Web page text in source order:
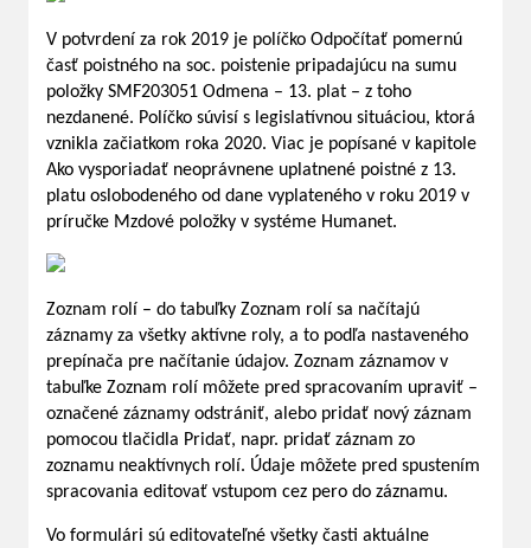
V potvrdení za rok 2019 je políčko Odpočítať pomernú
časť poistného na soc. poistenie pripadajúcu na sumu
položky SMF203051 Odmena – 13. plat – z toho
nezdanené. Políčko súvisí s legislatívnou situáciou, ktorá
vznikla začiatkom roka 2020. Viac je popísané v kapitole
Ako vysporiadať neoprávnene uplatnené poistné z 13.
platu oslobodeného od dane vyplateného v roku 2019 v
príručke Mzdové položky v systéme Humanet.
Zoznam rolí – do tabuľky Zoznam rolí sa načítajú
záznamy za všetky aktívne roly, a to podľa nastaveného
prepínača pre načítanie údajov. Zoznam záznamov v
tabuľke Zoznam rolí môžete pred spracovaním upraviť –
označené záznamy odstrániť, alebo pridať nový záznam
pomocou tlačidla Pridať, napr. pridať záznam zo
zoznamu neaktívnych rolí. Údaje môžete pred spustením
spracovania editovať vstupom cez pero do záznamu.
Vo formulári sú editovateľné všetky časti aktuálne